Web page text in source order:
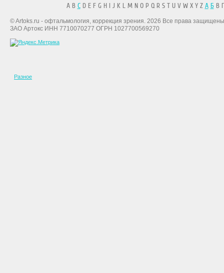
A B CD E F G H I J K L M N O P Q R S T U V W X Y Z А БВ
© Artoks.ru - офтальмология, коррекция зрения. 2026 Все права
ЗАО Артокс ИНН 7710070277 ОГРН 1027700569270
Разное